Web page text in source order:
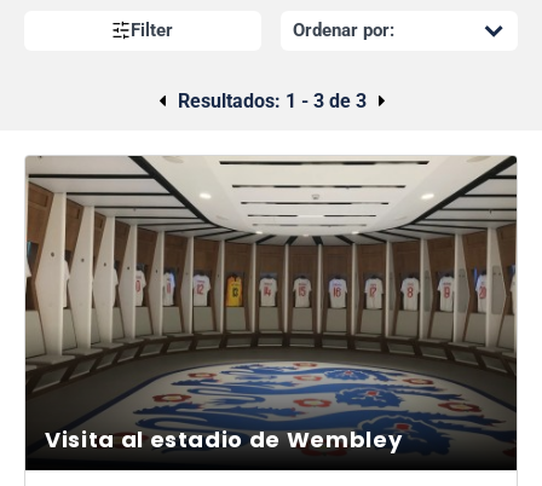
Filter
Resultados: 1 - 3 de 3
Visita al estadio de Wembley